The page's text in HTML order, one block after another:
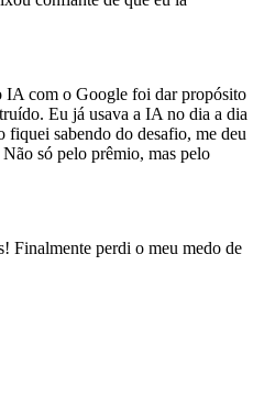
IA com o Google foi dar propósito
Eu já usava a IA no dia a dia
fiquei sabendo do desafio, me deu
só pelo prêmio, mas pelo
Finalmente perdi o meu medo de